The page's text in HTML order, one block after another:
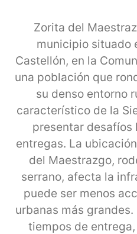
Zorita del
municipio situado
Castellón, en la
una población que
su denso entorno
característico de la
presentar desafíos
entregas. La
del Maestrazgo,
serrano, afecta la
puede ser menos
urbanas más
tiempos de